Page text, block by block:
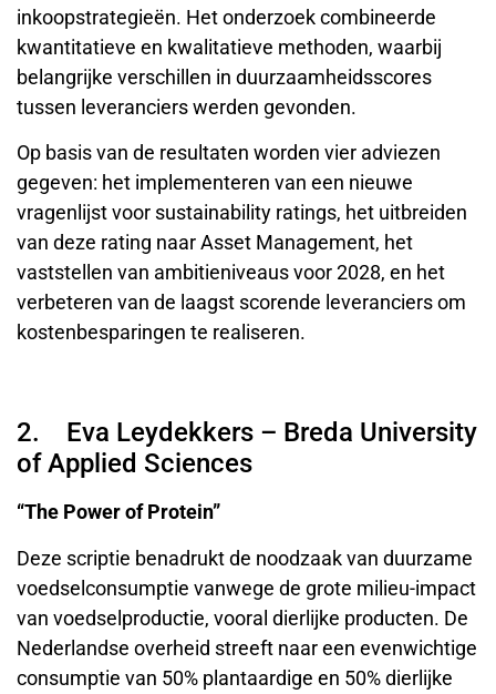
inkoopstrategieën. Het onderzoek combineerde
kwantitatieve en kwalitatieve methoden, waarbij
belangrijke verschillen in duurzaamheidsscores
tussen leveranciers werden gevonden.
Op basis van de resultaten worden vier adviezen
gegeven: het implementeren van een nieuwe
vragenlijst voor sustainability ratings, het uitbreiden
van deze rating naar Asset Management, het
vaststellen van ambitieniveaus voor 2028, en het
verbeteren van de laagst scorende leveranciers om
kostenbesparingen te realiseren.
2. Eva Leydekkers – Breda University
of Applied Sciences
“The Power of Protein”
Deze scriptie benadrukt de noodzaak van duurzame
voedselconsumptie vanwege de grote milieu-impact
van voedselproductie, vooral dierlijke producten. De
Nederlandse overheid streeft naar een evenwichtige
consumptie van 50% plantaardige en 50% dierlijke